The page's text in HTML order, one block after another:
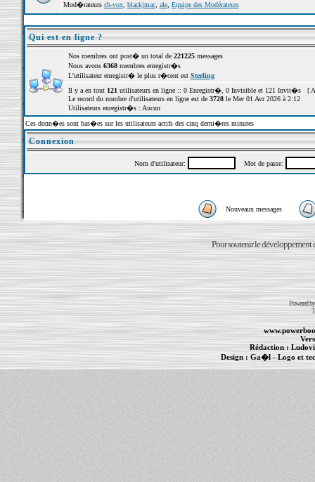
Mod�rateurs ch-vox, blackjmac, ale, Equipe des Modérateurs
Qui est en ligne ?
Nos membres ont post� un total de 221225messages
Nous avons 6368membres enregistr�s
L'utilisateur enregistr� le plus r�cent est Sterling
Il y a en tout 121 utilisateurs en ligne :: 0 Enregistr�, 0 Invisible et 121 Invit�s [
Le record du nombre d'utilisateurs en ligne est de 3728le Mer 01 Avr 2026 à 2:12
Utilisateurs enregistr�s : Aucun
Ces donn�es sont bas�es sur les utilisateurs actifs des cinq derni�res minutes
Connexion
Nom d'utilisateur: Mot de passe:
Nouveaux messages
Pour soutenir le développement
Powered
Rédaction :
Design : Ga�l- Logo et